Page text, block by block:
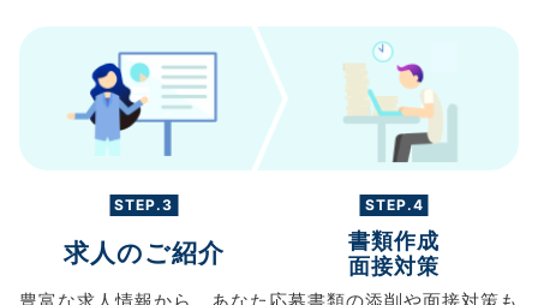
STEP.3
求人のご紹介
STEP.4
書類作成
面接対策